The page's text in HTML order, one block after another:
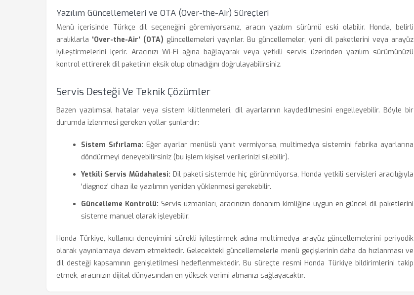
Yazılım Güncellemeleri ve OTA (Over-the-Air) Süreçleri
Menü içerisinde Türkçe dil seçeneğini göremiyorsanız, aracın yazılım sürümü eski olabilir. Honda, belirli
aralıklarla 'Over-the-Air' (OTA) güncellemeleri yayınlar. Bu güncellemeler, yeni dil paketlerini veya arayüz
iyileştirmelerini içerir. Aracınızı Wi-Fi ağına bağlayarak veya yetkili servis üzerinden yazılım sürümünüzü
kontrol ettirerek dil paketinin eksik olup olmadığını doğrulayabilirsiniz.
Servis Desteği Ve Teknik Çözümler
Bazen yazılımsal hatalar veya sistem kilitlenmeleri, dil ayarlarının kaydedilmesini engelleyebilir. Böyle bir
durumda izlenmesi gereken yollar şunlardır:
Sistem Sıfırlama: Eğer ayarlar menüsü yanıt vermiyorsa, multimedya sistemini fabrika ayarlarına
döndürmeyi deneyebilirsiniz (bu işlem kişisel verilerinizi silebilir).
Yetkili Servis Müdahalesi: Dil paketi sistemde hiç görünmüyorsa, Honda yetkili servisleri aracılığıyla
'diagnoz' cihazı ile yazılımın yeniden yüklenmesi gerekebilir.
Güncelleme Kontrolü: Servis uzmanları, aracınızın donanım kimliğine uygun en güncel dil paketlerini
sisteme manuel olarak işleyebilir.
Honda Türkiye, kullanıcı deneyimini sürekli iyileştirmek adına multimedya arayüz güncellemelerini periyodik
olarak yayınlamaya devam etmektedir. Gelecekteki güncellemelerle menü geçişlerinin daha da hızlanması ve
dil desteği kapsamının genişletilmesi hedeflenmektedir. Bu süreçte resmi Honda Türkiye bildirimlerini takip
etmek, aracınızın dijital dünyasından en yüksek verimi almanızı sağlayacaktır.